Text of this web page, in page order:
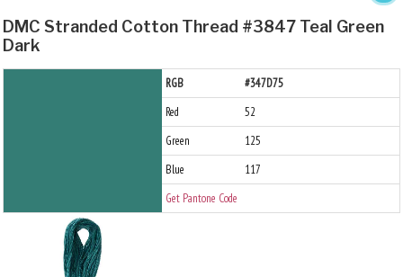
DMC Stranded Cotton Thread #3847 Teal Green
Dark
RGB
#347D75
Red
52
Green
125
Blue
117
Get Pantone Code